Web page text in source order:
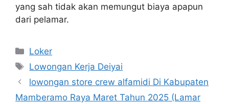
yang sah tidak akan memungut biaya apapun
dari pelamar.
Kategori
Loker
Tag
Lowongan Kerja Deiyai
lowongan store crew alfamidi Di Kabupaten
Mamberamo Raya Maret Tahun 2025 (Lamar